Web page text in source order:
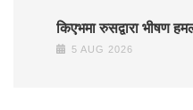
किएभमा रुसद्वारा भीषण
5 AUG 2026